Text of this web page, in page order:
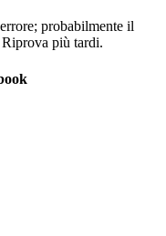
probabilmente il
più tardi.